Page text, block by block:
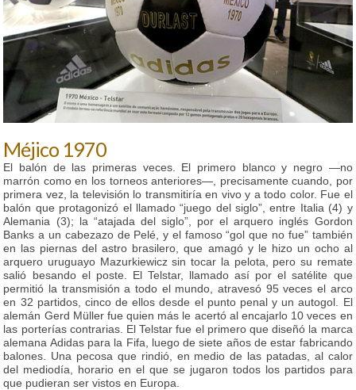
Méjico 1970
El balón de las primeras veces. El primero blanco y negro —no
marrón como en los torneos anteriores—, precisamente cuando, por
primera vez, la televisión lo transmitiría en vivo y a todo color. Fue el
balón que protagonizó el llamado “juego del siglo”, entre Italia (4) y
Alemania (3); la “atajada del siglo”, por el arquero inglés Gordon
Banks a un cabezazo de Pelé, y el famoso “gol que no fue” también
en las piernas del astro brasilero, que amagó y le hizo un ocho al
arquero uruguayo Mazurkiewicz sin tocar la pelota, pero su remate
salió besando el poste. El Telstar, llamado así por el satélite que
permitió la transmisión a todo el mundo, atravesó 95 veces el arco
en 32 partidos, cinco de ellos desde el punto penal y un autogol. El
alemán Gerd Müller fue quien más le acertó al encajarlo 10 veces en
las porterías contrarias. El Telstar fue el primero que diseñó la marca
alemana Adidas para la Fifa, luego de siete años de estar fabricando
balones. Una pecosa que rindió, en medio de las patadas, al calor
del mediodía, horario en el que se jugaron todos los partidos para
que pudieran ser vistos en Europa.